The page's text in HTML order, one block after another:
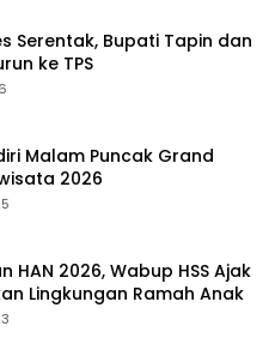
Serentak, Bupati Tapin dan
ke TPS
Malam Puncak Grand
2026
HAN 2026, Wabup HSS Ajak
Lingkungan Ramah Anak